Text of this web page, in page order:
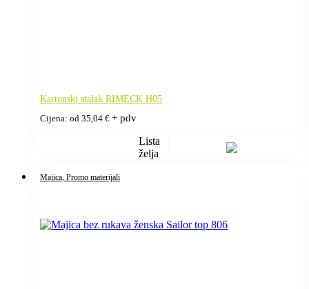
Kartonski stalak RIMECK H05
Cijena: od 35,04 € + pdv
Lista
želja
Majica , Promo materijali